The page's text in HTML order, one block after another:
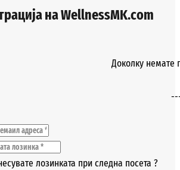
на WellnessMK.com
Доколку немате
лозинката при следна посета ?